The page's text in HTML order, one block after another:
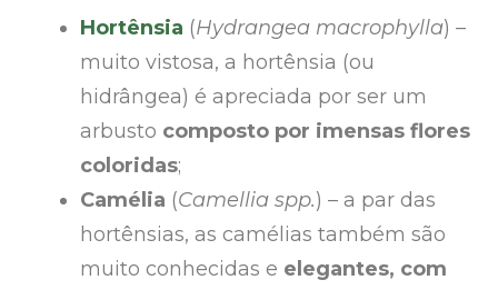
Hortênsia (Hydrangea macrophylla) –
muito vistosa, a hortênsia (ou
hidrângea) é apreciada por ser um
arbusto composto por imensas flores
coloridas;
Camélia (Camellia spp.) – a par das
hortênsias, as camélias também são
muito conhecidas e elegantes, com